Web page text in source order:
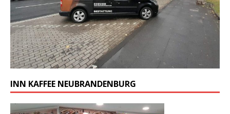
INN KAFFEE NEUBRANDENBURG